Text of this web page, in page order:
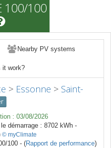
100/100
Nearby PV systems
it work?
> Essonne > Saint-
: 03/08/2026
démarrage : 8702 kWh -
© myClimate
100 - (Rapport de performance)